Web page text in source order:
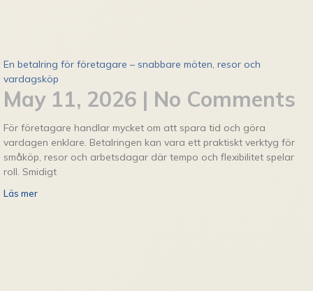
En betalring för företagare – snabbare möten, resor och
vardagsköp
May 11, 2026 No Comments
För företagare handlar mycket om att spara tid och göra
vardagen enklare. Betalringen kan vara ett praktiskt verktyg för
småköp, resor och arbetsdagar där tempo och flexibilitet spelar
roll. Smidigt
Läs mer